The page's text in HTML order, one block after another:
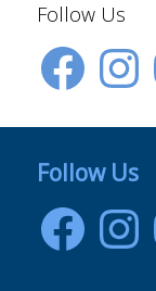
Follow Us
Facebook
Follow Us
Facebook